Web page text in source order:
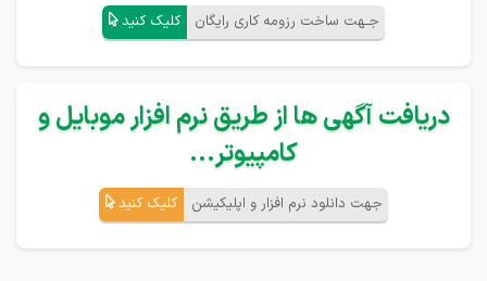
جـهت ساخت رزومه کاری رایگان کلیک کنید
دریافت آگهی ها از طریق نرم افزار موبایل و
کامپیوتر...
جهت دانلود نرم افزار و اپلیکیشن کلیک کنید